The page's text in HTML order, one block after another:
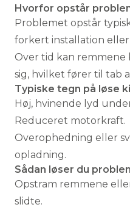
Hvorfor opstår
Problemet opstår
forkert installation
Over tid kan
sig, hvilket fører til tab
Typiske tegn på løse
Høj, hvinende lyd
Reduceret motorkraft.
Overophedning eller
opladning.
Sådan løser du
Opstram remmene
slidte.